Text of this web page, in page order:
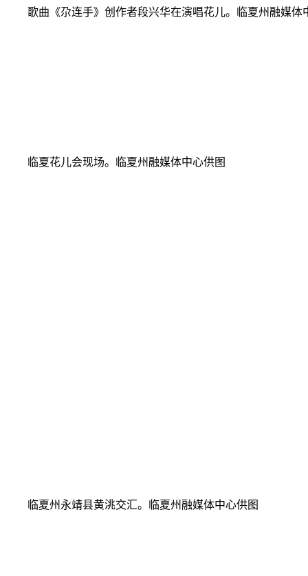
歌曲《尕连手》创作者段兴华在演唱花儿。临夏州融媒体
临夏花儿会现场。临夏州融媒体中心供图
临夏州永靖县黄洮交汇。临夏州融媒体中心供图